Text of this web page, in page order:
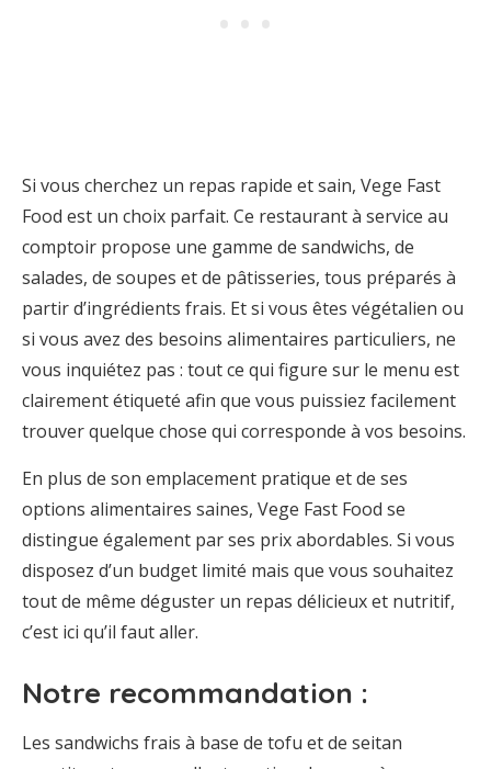
Si vous cherchez un repas rapide et sain, Vege Fast
Food est un choix parfait. Ce restaurant à service au
comptoir propose une gamme de sandwichs, de
salades, de soupes et de pâtisseries, tous préparés à
partir d’ingrédients frais. Et si vous êtes végétalien ou
si vous avez des besoins alimentaires particuliers, ne
vous inquiétez pas : tout ce qui figure sur le menu est
clairement étiqueté afin que vous puissiez facilement
trouver quelque chose qui corresponde à vos besoins.
En plus de son emplacement pratique et de ses
options alimentaires saines, Vege Fast Food se
distingue également par ses prix abordables. Si vous
disposez d’un budget limité mais que vous souhaitez
tout de même déguster un repas délicieux et nutritif,
c’est ici qu’il faut aller.
Notre recommandation :
Les sandwichs frais à base de tofu et de seitan